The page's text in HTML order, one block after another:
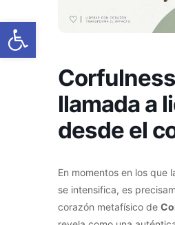
Abrir barra de herramientas
llamada a
desde el
En momentos en los que
se intensifica, es
corazón metafísico de